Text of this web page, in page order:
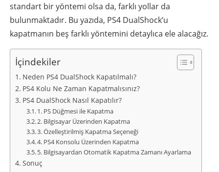
standart bir yöntemi olsa da, farklı yollar da
bulunmaktadır. Bu yazıda, PS4 DualShock’u
kapatmanın beş farklı yöntemini detaylıca ele alacağız.
İçindekiler
Neden PS4 DualShock Kapatılmalı?
PS4 Kolu Ne Zaman Kapatmalısınız?
PS4 DualShock Nasıl Kapatılır?
1. PS Düğmesi ile Kapatma
2. Bilgisayar Üzerinden Kapatma
3. Özelleştirilmiş Kapatma Seçeneği
4. PS4 Konsolu Üzerinden Kapatma
5. Bilgisayardan Otomatik Kapatma Zamanı Ayarlama
Sonuç